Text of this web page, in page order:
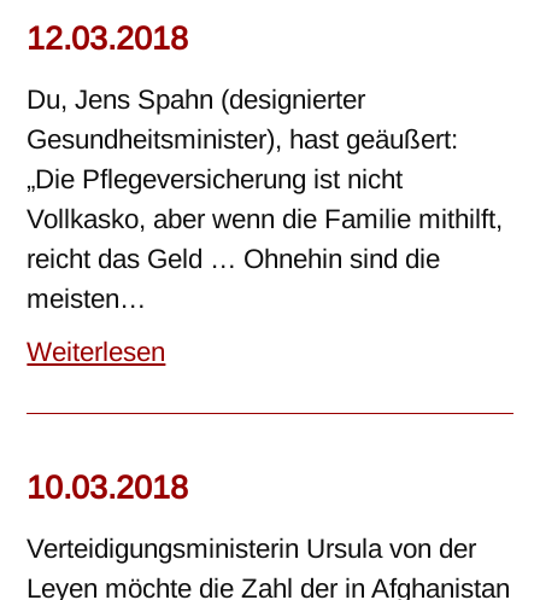
12.03.2018
Du, Jens Spahn (designierter
Gesundheitsminister), hast geäußert:
„Die Pflegeversicherung ist nicht
Vollkasko, aber wenn die Familie mithilft,
reicht das Geld … Ohnehin sind die
meisten…
Weiterlesen
10.03.2018
Verteidigungsministerin Ursula von der
Leyen möchte die Zahl der in Afghanistan